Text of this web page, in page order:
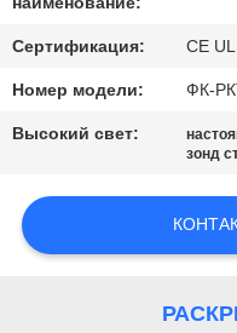
Сертификация: CE UL
Номер модели: ФК-
Высокий свет:
зонд